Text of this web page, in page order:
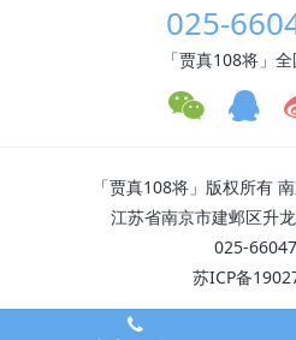
025-
「贾真108将」
「贾真108将」版权所有
江苏省南京市建邺区升
025-
苏ICP备